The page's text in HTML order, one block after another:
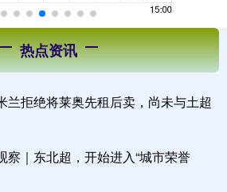
热点资讯
兰拒绝将莱奥先租后卖，尚未与土超
察｜东北超，开始进入“城市荣誉